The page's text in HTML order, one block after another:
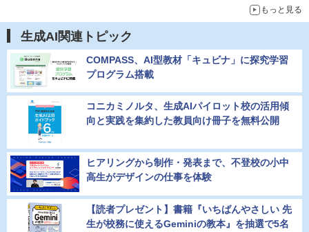
もっと見る
生成AI関連トピック
COMPASS、AI型教材「キュビナ」に探究学習
プログラム搭載
コニカミノルタ、生成AIパイロット校の活用傾
向と実践を集約した教員向け冊子を無料公開
ヒアリングから制作・発表まで、不登校の小中
高生がデザインの仕事を体験
【読者プレゼント】書籍『いちばんやさしい 先
生が校務に使えるGeminiの教本』を抽選で5名